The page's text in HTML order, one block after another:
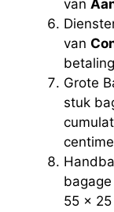
van
van
Grote
stuk
55 x